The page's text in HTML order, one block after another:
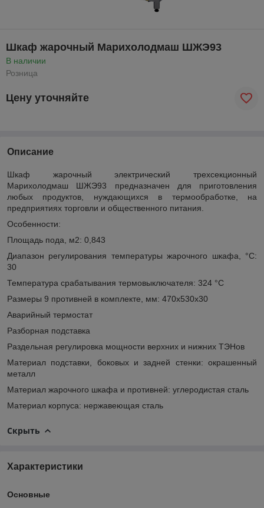
Шкаф жарочный Марихолодмаш ШЖЭ93
В наличии
Розница
Цену уточняйте
Описание
Шкаф жарочный электрический трехсекционный
Марихолодмаш ШЖЭ93 предназначен для приготовления
любых продуктов, нуждающихся в термообработке, на
предприятиях торговли и общественного питания.
Особенности:
Площадь пода, м2: 0,843
Диапазон регулирования температуры жарочного шкафа, °С:
30
Температура срабатывания термовыключателя: 324 °С
Размеры 9 противней в комплекте, мм: 470х530х30
Аварийный термостат
Разборная подставка
Раздельная регулировка мощности верхних и нижних ТЭНов
Материал подставки, боковых и задней стенки: окрашенный
металл
Материал жарочного шкафа и противней: углеродистая сталь
Материал корпуса: нержавеющая сталь
Скрыть
Характеристики
Основные